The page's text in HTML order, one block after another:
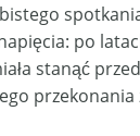
po
stanąć
przekonania